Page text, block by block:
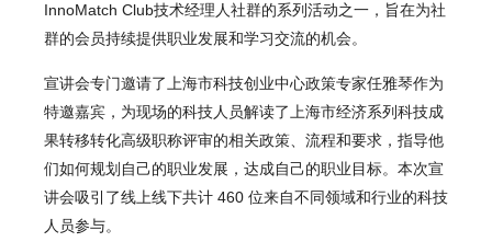
InnoMatch Club技术经理人社群的系列活动之一，旨在为社
群的会员持续提供职业发展和学习交流的机会。
宣讲会专门邀请了上海市科技创业中心政策专家任雅琴作为
特邀嘉宾，为现场的科技人员解读了上海市经济系列科技成
果转移转化高级职称评审的相关政策、流程和要求，指导他
们如何规划自己的职业发展，达成自己的职业目标。本次宣
讲会吸引了线上线下共计 460 位来自不同领域和行业的科技
人员参与。